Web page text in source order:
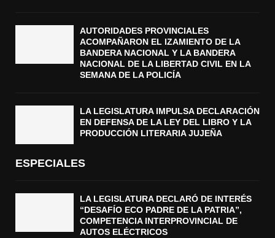
AUTORIDADES PROVINCIALES
ACOMPAÑARON EL IZAMIENTO DE LA
BANDERA NACIONAL Y LA BANDERA
NACIONAL DE LA LIBERTAD CIVIL EN LA
SEMANA DE LA POLICÍA
LA LEGISLATURA IMPULSA DECLARACIÓN
EN DEFENSA DE LA LEY DEL LIBRO Y LA
PRODUCCIÓN LITERARIA JUJEÑA
ESPECIALES
LA LEGISLATURA DECLARÓ DE INTERÉS
“DESAFÍO ECO PADRE DE LA PATRIA”,
COMPETENCIA INTERPROVINCIAL DE
AUTOS ELÉCTRICOS